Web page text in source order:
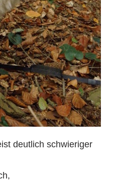
deutlich schwieriger